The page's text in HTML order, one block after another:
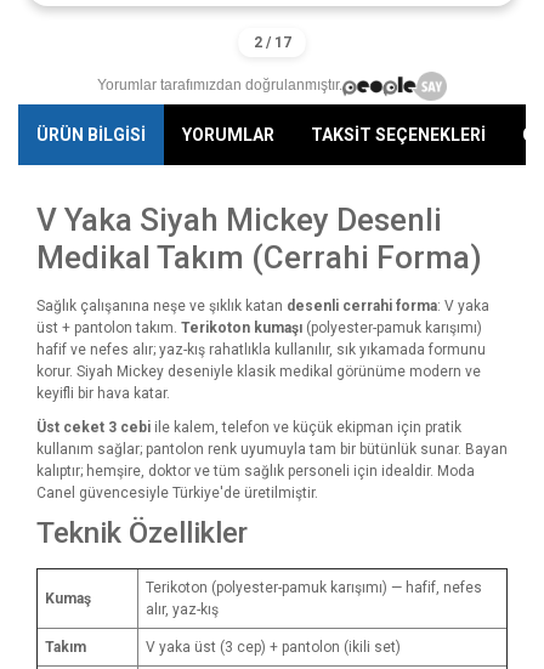
Yorumlar tarafımızdan doğrulanmıştır.
ÜRÜN BİLGİSİ YORUMLAR TAKSİT SEÇENEKLERİ
V Yaka Siyah Mickey Desenli
Medikal Takım (Cerrahi Forma)
Sağlık çalışanına neşe ve şıklık katan desenli cerrahi forma: V yaka
üst + pantolon takım. Terikoton kumaşı (polyester-pamuk karışımı)
hafif ve nefes alır; yaz-kış rahatlıkla kullanılır, sık yıkamada formunu
korur. Siyah Mickey deseniyle klasik medikal görünüme modern ve
keyifli bir hava katar.
Üst ceket 3 cebi ile kalem, telefon ve küçük ekipman için pratik
kullanım sağlar; pantolon renk uyumuyla tam bir bütünlük sunar. Bayan
kalıptır; hemşire, doktor ve tüm sağlık personeli için idealdir. Moda
Canel güvencesiyle Türkiye'de üretilmiştir.
Teknik Özellikler
Kumaş
Terikoton (polyester-pamuk karışımı) — hafif, nefes
alır, yaz-kış
Takım V yaka üst (3 cep) + pantolon (ikili set)